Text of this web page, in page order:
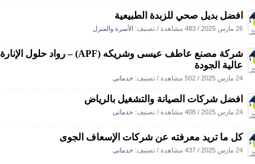
افضل بديل صحي للزبدة الطبيعية
26 مارس 2025 / 483 مشاهدة / تصنيف: الأسرة والمنزل
شركة مصنع عاطف عيسى وشريكه (APF) – رواد حلول الإنارة
عالية الجودة
24 مارس 2025 / 502 مشاهدة / تصنيف: خدماتى
افضل شركات الصيانة والتشغيل بالرياض
24 مارس 2025 / 408 مشاهدة / تصنيف: خدماتى
كل ما تريد معرفته عن شركات الإسعاف الجوى
24 مارس 2025 / 437 مشاهدة / تصنيف: خدماتى